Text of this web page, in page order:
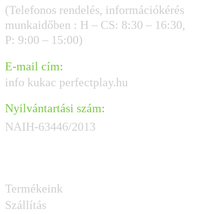
(Telefonos rendelés, információkérés
munkaidőben : H – CS: 8:30 – 16:30,
P: 9:00 – 15:00)
E-mail cím:
info kukac perfectplay.hu
Nyilvántartási szám:
NAIH-63446/2013
Termékeink
Szállítás